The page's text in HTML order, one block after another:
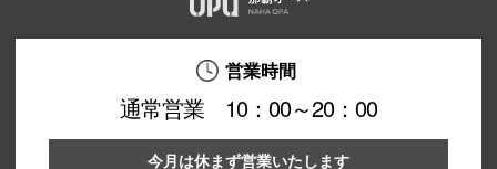
営業時間
通常営業 10：00～20：00
今月は休まず営業いたします